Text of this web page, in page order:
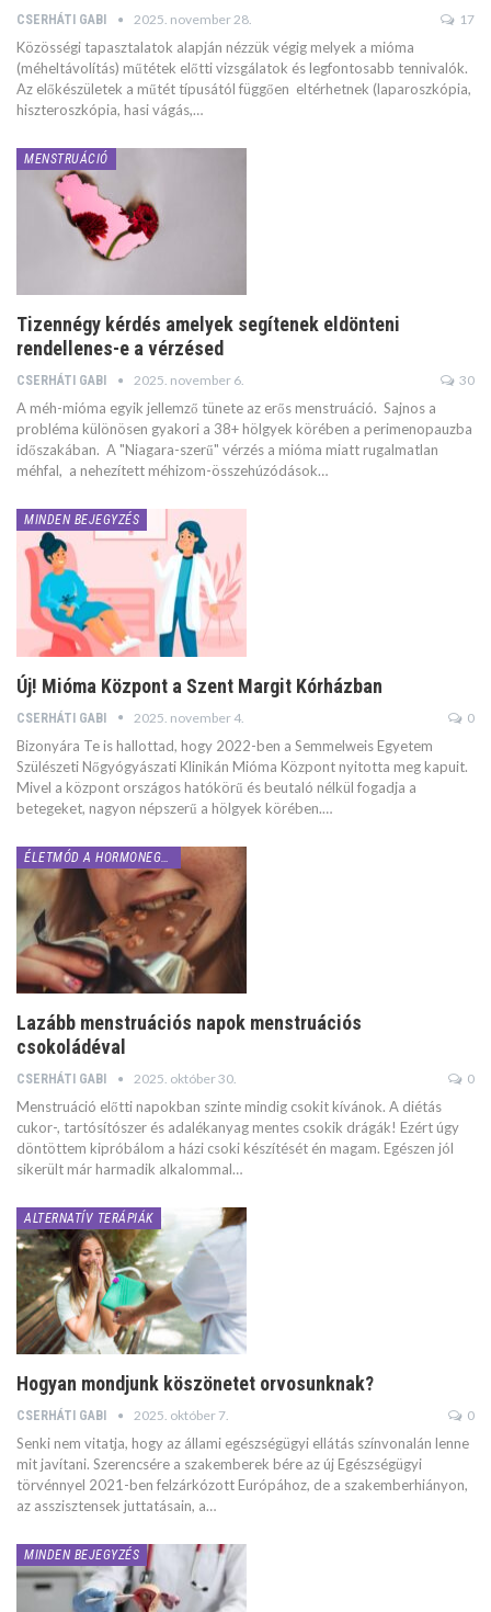
CSERHÁTI GABI 2025. november 28. 17
Közösségi tapasztalatok alapján nézzük végig melyek a mióma
(méheltávolítás) műtétek előtti vizsgálatok és legfontosabb tennivalók.
Az előkészületek a műtét típusától függően eltérhetnek (laparoszkópia,
hiszteroszkópia, hasi vágás,…
MENSTRUÁCIÓ
Tizennégy kérdés amelyek segítenek eldönteni
rendellenes-e a vérzésed
CSERHÁTI GABI 2025. november 6. 30
A méh-mióma egyik jellemző tünete az erős menstruáció. Sajnos a
probléma különösen gyakori a 38+ hölgyek körében a perimenopauzba
időszakában. A "Niagara-szerű" vérzés a mióma miatt rugalmatlan
méhfal, a nehezített méhizom-összehúzódások…
MINDEN BEJEGYZÉS
Új! Mióma Központ a Szent Margit Kórházban
CSERHÁTI GABI 2025. november 4. 0
Bizonyára Te is hallottad, hogy 2022-ben a Semmelweis Egyetem
Szülészeti Nőgyógyászati Klinikán Mióma Központ nyitotta meg kapuit.
Mivel a központ országos hatókörű és beutaló nélkül fogadja a
betegeket, nagyon népszerű a hölgyek körében.…
Lazább menstruációs napok menstruációs
csokoládéval
CSERHÁTI GABI 2025. október 30. 0
Menstruáció előtti napokban szinte mindig csokit kívánok. A diétás
cukor-, tartósítószer és adalékanyag mentes csokik drágák! Ezért úgy
döntöttem kipróbálom a házi csoki készítését én magam. Egészen jól
sikerült már harmadik alkalommal…
ALTERNATÍV TERÁPIÁK
Hogyan mondjunk köszönetet orvosunknak?
CSERHÁTI GABI 2025. október 7. 0
Senki nem vitatja, hogy az állami egészségügyi ellátás színvonalán lenne
mit javítani. Szerencsére a szakemberek bére az új Egészségügyi
törvénnyel 2021-ben felzárkózott Európához, de a szakemberhiányon,
az asszisztensek juttatásain, a…
MINDEN BEJEGYZÉS